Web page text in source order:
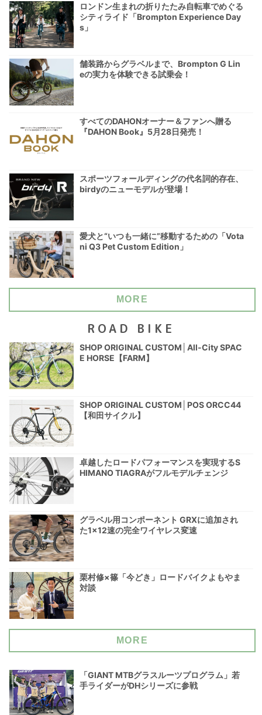
ロンドン生まれの折りたたみ自転車でめぐる
シティライド「Brompton Experience Day
s」
舗装路からグラベルまで、Brompton G Lin
eの実力を体験できる試乗会！
すべてのDAHONオーナー＆ファンへ贈る
『DAHON Book』5月28日発売！
スポーツフォールディングの代名詞的存在、
birdyのニューモデルが登場！
愛犬と“いつも一緒に”移動するための「Vota
ni Q3 Pet Custom Edition」
MORE
ROAD BIKE
SHOP ORIGINAL CUSTOM│All-City SPAC
E HORSE【FARM】
SHOP ORIGINAL CUSTOM│POS ORCC44
【和田サイクル】
卓越したロードパフォーマンスを実現するS
HIMANO TIAGRAがフルモデルチェンジ
グラベル用コンポーネント GRXに追加され
た1×12速の完全ワイヤレス変速
栗村修×篠「今どき」ロードバイクよもやま
対談
MORE
「GIANT MTBグラスルーツプログラム」若
手ライダーがDHシリーズに参戦